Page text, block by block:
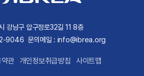
강남구 압구정로32길 11 8층
9046 문의메일 : info@ibrea.org
관 개인정보취급방침 사이트맵